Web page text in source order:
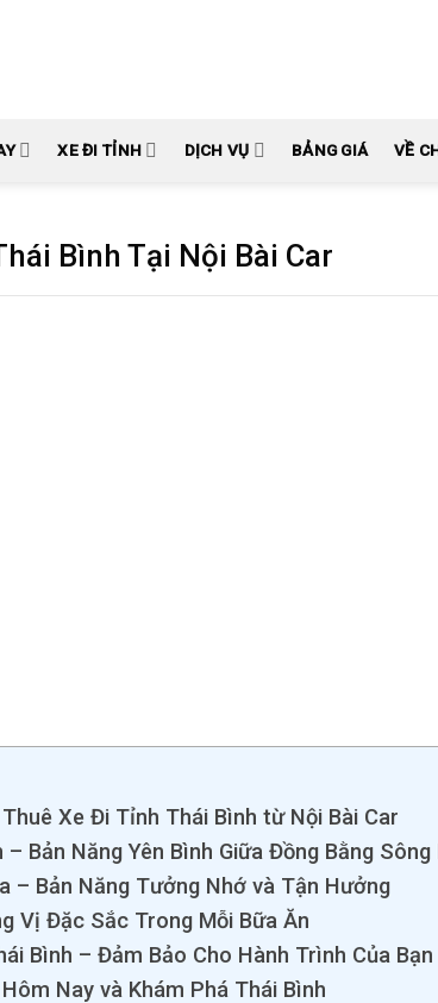
XE ĐI TỈNH DỊCH VỤ BẢNG GIÁ VỀ
Bình Tại Nội Bài Car
Xe Đi Tỉnh Thái Bình từ Nội Bài Car
Bản Năng Yên Bình Giữa Đồng Bằng Sông
– Bản Năng Tưởng Nhớ và Tận Hưởng
Vị Đặc Sắc Trong Mỗi Bữa Ăn
Bình – Đảm Bảo Cho Hành Trình Của Bạn
Nay và Khám Phá Thái Bình